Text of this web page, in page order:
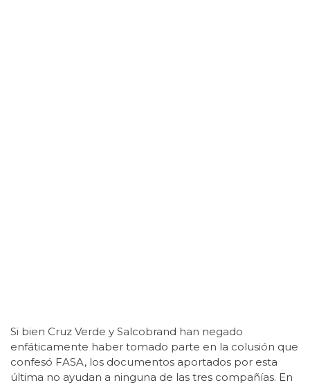
Si bien Cruz Verde y Salcobrand han negado
enfáticamente haber tomado parte en la colusión que
confesó FASA, los documentos aportados por esta
última no ayudan a ninguna de las tres compañías. En